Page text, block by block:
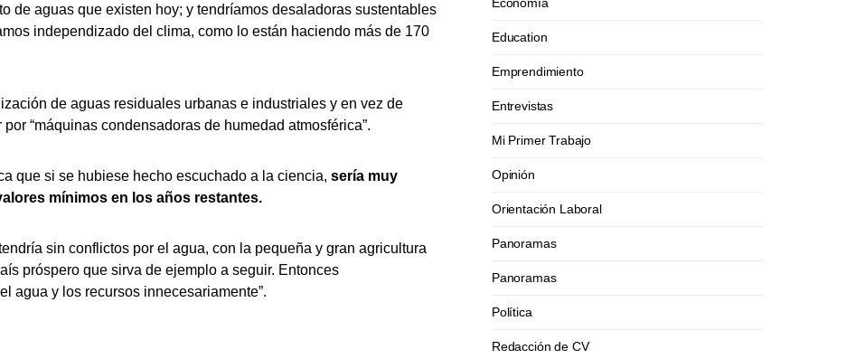
de aguas que existen hoy; y tendríamos desaladoras sustentables
independizado del clima, como lo están haciendo más de 170
de aguas residuales urbanas e industriales y en vez de
“máquinas condensadoras de humedad atmosférica”.
que si se hubiese hecho escuchado a la ciencia, sería muy
mínimos en los años restantes.
sin conflictos por el agua, con la pequeña y gran agricultura
próspero que sirva de ejemplo a seguir. Entonces
agua y los recursos innecesariamente”.
Education
Emprendimiento
Entrevistas
Mi Primer Trabajo
Opinión
Orientación Laboral
Panoramas
Panoramas
Política
Redacción de CV